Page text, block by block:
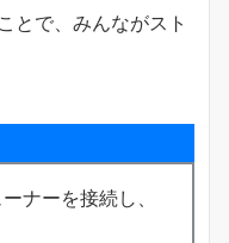
とで、みんながスト
ナーを接続し、